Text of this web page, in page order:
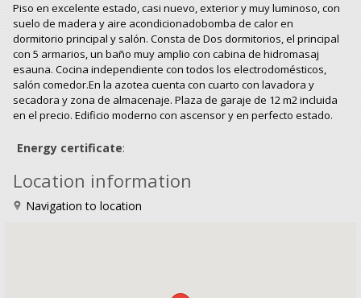
Piso en excelente estado, casi nuevo, exterior y muy luminoso, con
suelo de madera y aire acondicionadobomba de calor en
dormitorio principal y salón. Consta de Dos dormitorios, el principal
con 5 armarios, un baño muy amplio con cabina de hidromasaj
esauna. Cocina independiente con todos los electrodomésticos,
salón comedor.En la azotea cuenta con cuarto con lavadora y
secadora y zona de almacenaje. Plaza de garaje de 12 m2 incluida
en el precio. Edificio moderno con ascensor y en perfecto estado.
Energy certificate:
Location information
Navigation to location